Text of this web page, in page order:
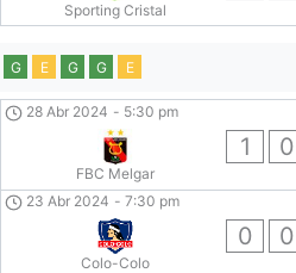
Sporting Cristal
G E G G E
28 Abr 2024 - 5:30 pm
FBC Melgar
1 0
23 Abr 2024 - 7:30 pm
Colo-Colo
0 0